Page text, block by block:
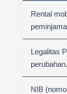
Rental
Legalitas
perubahan.
NIB